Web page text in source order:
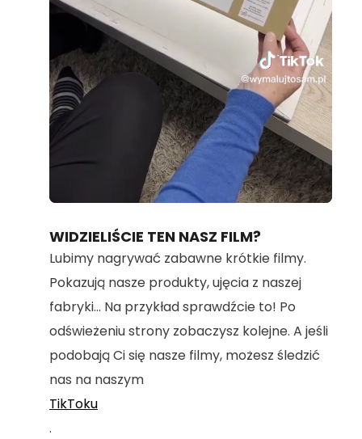
Loaded:
70.36%
WIDZIELIŚCIE TEN NASZ FILM?
Lubimy nagrywać zabawne krótkie filmy.
Pokazują nasze produkty, ujęcia z naszej
fabryki... Na przykład sprawdźcie to! Po
odświeżeniu strony zobaczysz kolejne. A jeśli
podobają Ci się nasze filmy, możesz śledzić
nas na naszym
TikToku
.